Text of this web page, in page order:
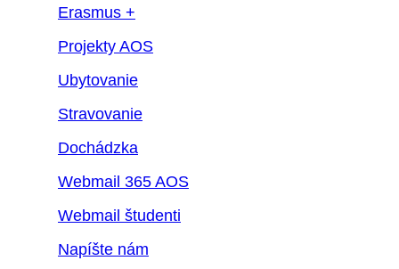
Erasmus +
Projekty AOS
Ubytovanie
Stravovanie
Dochádzka
Webmail 365 AOS
Webmail študenti
Napíšte nám